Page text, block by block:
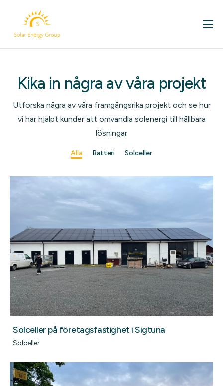
För ditt hem
Om oss
Kontakt
Våra projekt
Kika in några av våra projekt
Utforska några av våra framgångsrika projekt och se hur
vi har hjälpt kunder att omvandla solenergi till hållbara
lösningar
Alla Batteri Solceller
Solceller på företagsfastighet i Sigtuna
Solceller